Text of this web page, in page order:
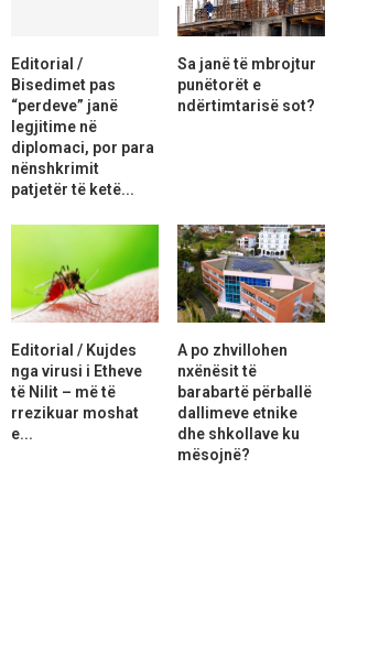
Editorial /
Bisedimet pas
“perdeve” janë
legjitime në
diplomaci, por para
nënshkrimit
patjetër të ketë...
Sa janë të mbrojtur
punëtorët e
ndërtimtarisë sot?
Editorial / Kujdes
nga virusi i Etheve
të Nilit – më të
rrezikuar moshat
e...
A po zhvillohen
nxënësit të
barabartë përballë
dallimeve etnike
dhe shkollave ku
mësojnë?